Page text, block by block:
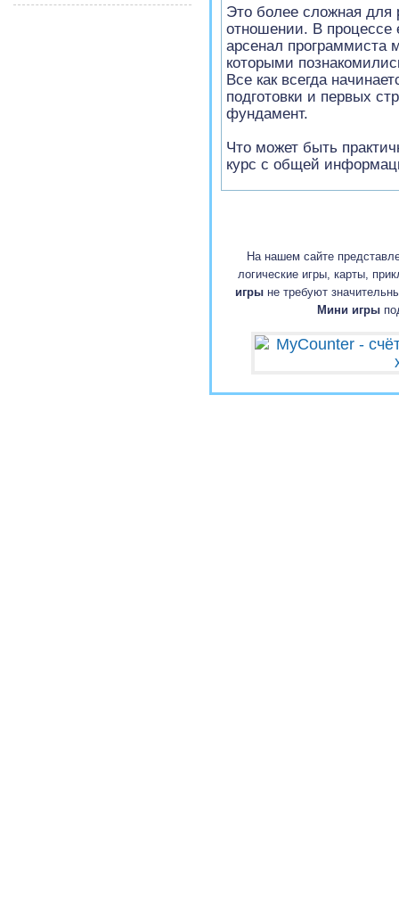
Это более сложная для
отношении. В процессе
арсенал программиста
которыми
Все как всегда
подготовки и первых
фундамент.
Что может быть
курс с общей
На нашем сайте
логические игры, карты,
игры не требуют
Мини игры